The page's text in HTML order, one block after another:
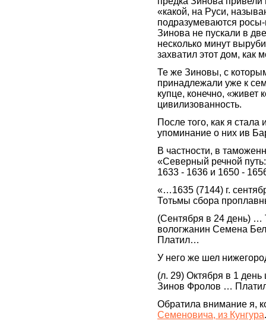
«какой, на Руси,
подразумеваются
Зинова не пускали в
несколько минут
захватил этот дом, как
Те же Зиновы, с
принадлежали уже к
купце, конечно,
цивилизованность.
После того, как я стала
упоминание о них ив
В частности, в
«Северный речной
1633 - 1636 и 1650 -
«…1635 (7144) г.
Тотьмы сбора
(Сентября в 24 день) …
вологжанин Семена
Платил…
У него же шел
(л. 29) Октября в 1
Зинов Фролов …
Обратила внимание я,
Семеновича, из Кунгура.